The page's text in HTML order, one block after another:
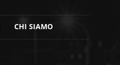
CHI SIAMO